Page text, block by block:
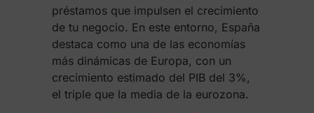
préstamos que impulsen el crecimiento
de tu negocio. En este entorno, España
destaca como una de las economías
más dinámicas de Europa, con un
crecimiento estimado del PIB del 3%,
el triple que la media de la eurozona.